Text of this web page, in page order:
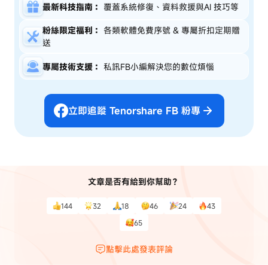
最新科技指南： 覆蓋系統修復、資料救援與AI 技巧等
粉絲限定福利： 各類軟體免費序號 & 專屬折扣定期贈
送
專屬技術支援： 私訊FB小編解決您的數位煩惱
立即追蹤 Tenorshare FB 粉專
文章是否有給到你幫助？
144 32 18 46 24
43
65
點擊此處發表評論